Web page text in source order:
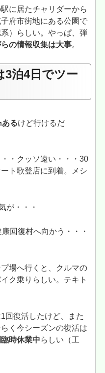
に居たチャリダーから
府市街地にある公園で
）らしい。やっぱ、弾
の情報収集は大事。
3泊4日でツー
あるけど行けるだ
・クッソ遠い・・・30
ト歌登店に到着。メシ
が・・・
回復村へ向かう・・・
場へ行くと、クルマの
ク乗りらしい。テキト
回復活したけど、また
く今シーズンの復活は
時休業中らしい（工